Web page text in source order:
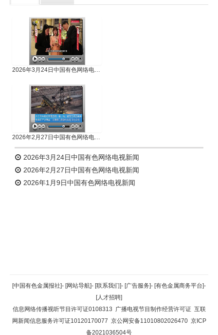
2026年3月24日中国有色网络电视新闻
2026年2月27日中国有色网络电视新闻
2026年3月24日中国有色网络电视新闻
2026年2月27日中国有色网络电视新闻
2026年1月9日中国有色网络电视新闻
返回顶部
返回首页
[中国有色金属报社]- [网站导航]- [联系我们]- [广告服务]- [有色金属商务平台]-
[人才招聘]
信息网络传播视听节目许可证0108313 广播电视节目制作经营许可证 互联
网新闻信息服务许可证10120170077 京公网安备11010802026470 京ICP
备2021036504号